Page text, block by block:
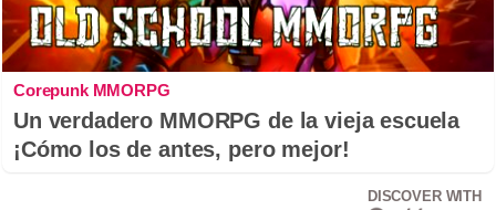
Corepunk MMORPG
Un verdadero MMORPG de la vieja escuela
¡Cómo los de antes, pero mejor!
DISCOVER WITH